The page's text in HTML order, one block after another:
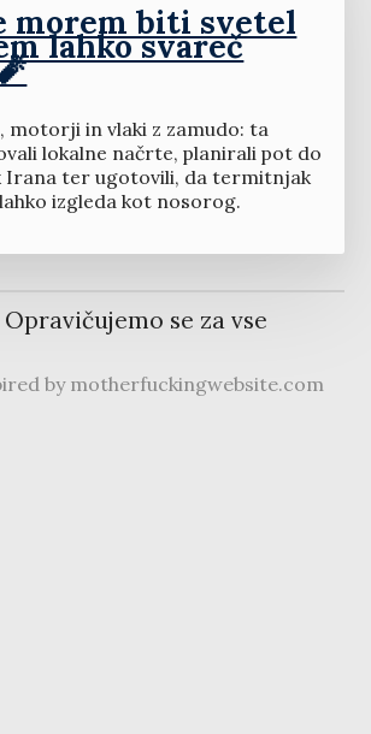
morem biti svetel
lahko svareč
motorji in vlaki z zamudo: ta
lokalne načrte, planirali pot do
Irana ter ugotovili, da termitnjak
izgleda kot nosorog.
Opravičujemo se za vse
by motherfuckingwebsite.com